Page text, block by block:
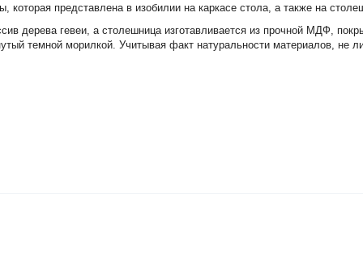
которая представлена в изобилии на каркасе стола, а также на
дерева гевеи, а столешница изготавливается из прочной МДФ,
темной морилкой. Учитывая факт натуральности материалов,